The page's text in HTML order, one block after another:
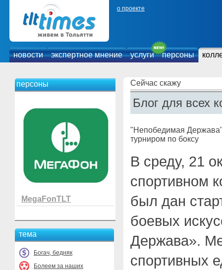
о проекте
новости экспертное мнение услуги персоны
персоны
MegaFonTLT
тема
Богач, бедняк
Болеем за наших
Сейчас скажу
Блог для всех
"Непобедимая
турниром по боксу
В среду, 21
спортивном
был дан
боевых
Держава».
спортивных